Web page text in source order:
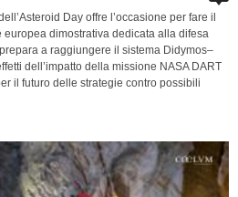
Day offre l’occasione per fare il
dimostrativa dedicata alla difesa
a raggiungere il sistema Didymos–
dell’impatto della missione NASA DART
il futuro delle strategie contro possibili